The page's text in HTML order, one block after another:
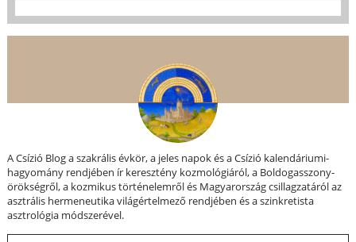
A Csízió Blog a szakrális évkör, a jeles napok és a Csízió kalendáriumi-
hagyomány rendjében ír keresztény kozmológiáról, a Boldogasszony-
örökségről, a kozmikus történelemről és Magyarország csillagzatáról az
asztrális hermeneutika világértelmező rendjében és a szinkretista
asztrológia módszerével.